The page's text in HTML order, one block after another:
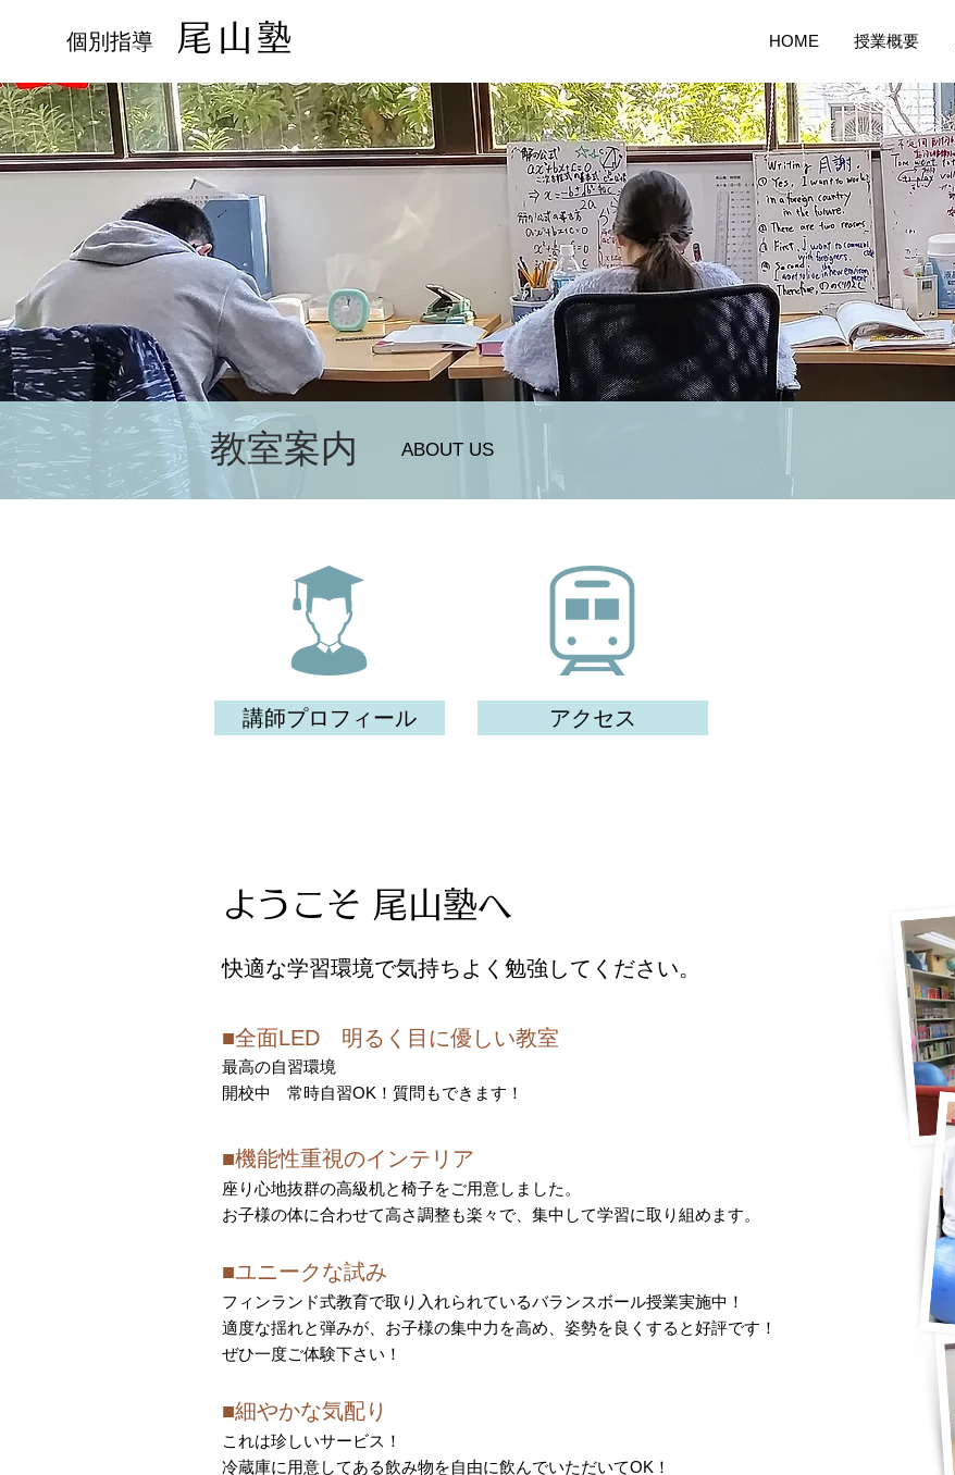
個別指導 尾山塾 HOME 授業概要
教室案内 ABOUT US
講師プロフィール アクセス
ようこそ 尾山塾へ
快適な学習環境で気持ちよく勉強してください。
■全面LED 明るく目に優しい教室
最高の自習環境
開校中 常時自習OK！質問もできます！
■機能性重視のインテリア
座り心地抜群の高級机と椅子をご用意しました。
お子様の体に合わせて高さ調整も楽々で、集中して学習に取り組めます。
■ユニークな試み
フィンランド式教育で取り入れられているバランスボール授業実施中！
適度な揺れと弾みが、お子様の集中力を高め、姿勢を良くすると好評です！
ぜひ一度ご体験下さい！
■細やかな気配り
これは珍しいサービス！
冷蔵庫に用意してある飲み物を自由に飲んでいただいてOK！